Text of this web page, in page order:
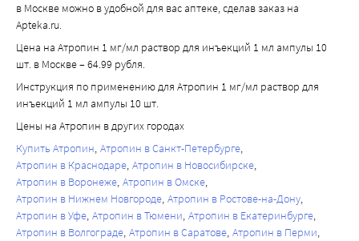
в Москве можно в удобной для вас аптеке, сделав заказ на
Apteka.ru.
Цена на Атропин 1 мг/мл раствор для инъекций 1 мл ампулы 10
шт. в Москве – 64.99 рубля.
Инструкция по применению для Атропин 1 мг/мл раствор для
инъекций 1 мл ампулы 10 шт.
Цены на Атропин в других городах
Купить Атропин Атропин в Санкт-Петербурге
Атропин в Краснодаре Атропин в Новосибирске
Атропин в Воронеже Атропин в Омске
Атропин в Нижнем Новгороде Атропин в Ростове-на-Дону
Атропин в Уфе Атропин в Тюмени Атропин в Екатеринбурге
Атропин в Волгограде Атропин в Саратове Атропин в Перми